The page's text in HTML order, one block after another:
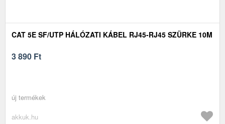
CAT 5E SF/UTP HÁLÓZATI KÁBEL RJ45-RJ45 SZÜRKE 10M
3 890 Ft
új termékek
akkuk.hu